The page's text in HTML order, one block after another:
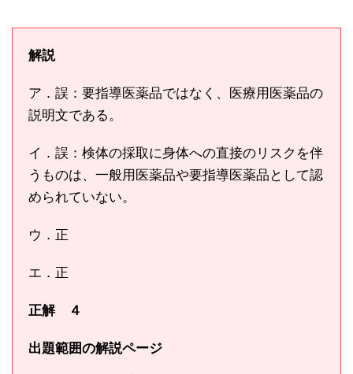
解説
ア．誤：要指導医薬品ではなく、医療用医薬品の
説明文である。
イ．誤：検体の採取に身体への直接のリスクを伴
うものは、一般用医薬品や要指導医薬品として認
められていない。
ウ．正
エ．正
正解 ４
出題範囲の解説ページ